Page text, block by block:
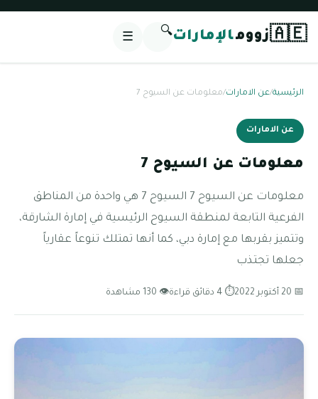
🇦🇪زوومالإمارات🔍
☰
الرئيسية/عن الامارات/معلومات عن السيوح 7
عن الامارات
معلومات عن السيوح 7
معلومات عن السيوح 7 السيوح 7 هي واحدة من المناطق
الفرعية التابعة لمنطقة السيوح الرئيسية في إمارة الشارقة،
وتتميز بقربها مع إمارة دبي، كما أنها تمتلك تنوعاً عقارياً
جعلها تجتذب
📅 20 أكتوبر 2022 ⏱ 4 دقائق قراءة 👁 130 مشاهدة